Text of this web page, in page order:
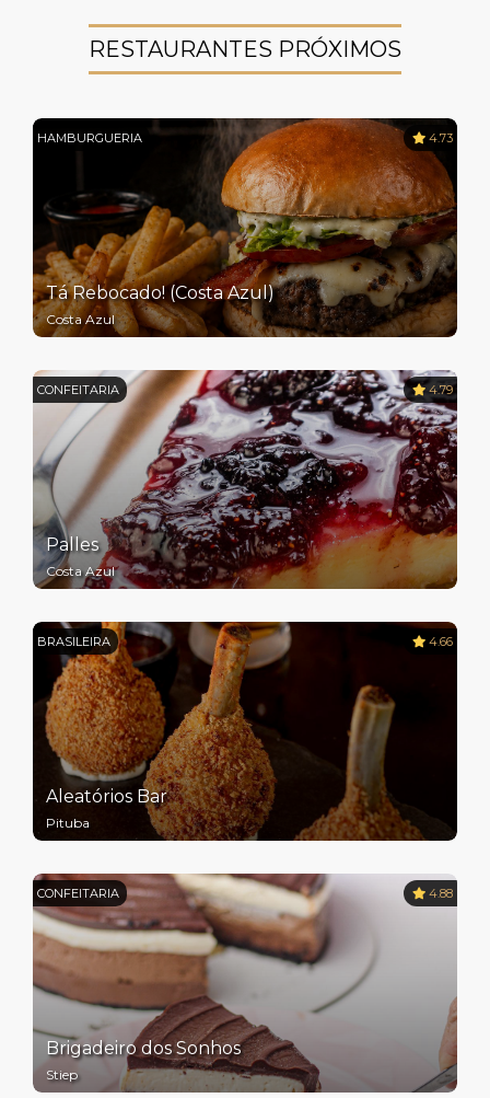
RESTAURANTES PRÓXIMOS
HAMBURGUERIA 4.73
Tá Rebocado! (Costa Azul)
Costa Azul
CONFEITARIA 4.79
Palles
Costa Azul
BRASILEIRA 4.66
Aleatórios Bar
Pituba
CONFEITARIA 4.88
Brigadeiro dos Sonhos
Stiep